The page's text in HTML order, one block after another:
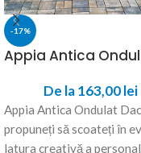
-17%
Appia Antica
De la 163,00lei
Appia Antica Ondulat
propuneți să scoateți în
latura creativă a